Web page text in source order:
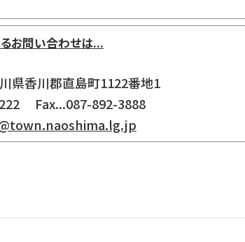
お問い合わせは...
県香川郡直島町1122番地1
Fax...087-892-3888